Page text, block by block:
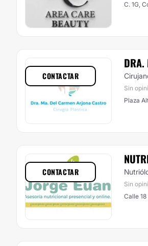
C. 1G,
DRA.
Sin
Plaza
CONTACTAR
Sin
Calle 18
CONTACTAR